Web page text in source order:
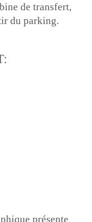
de transfert,
du parking.